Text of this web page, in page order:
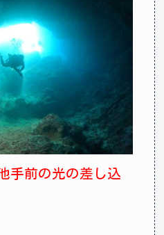
手前の光の差し込